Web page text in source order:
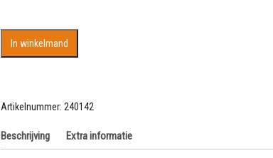
aantal
In winkelmand
Artikelnummer: 240142
Beschrijving Extra informatie